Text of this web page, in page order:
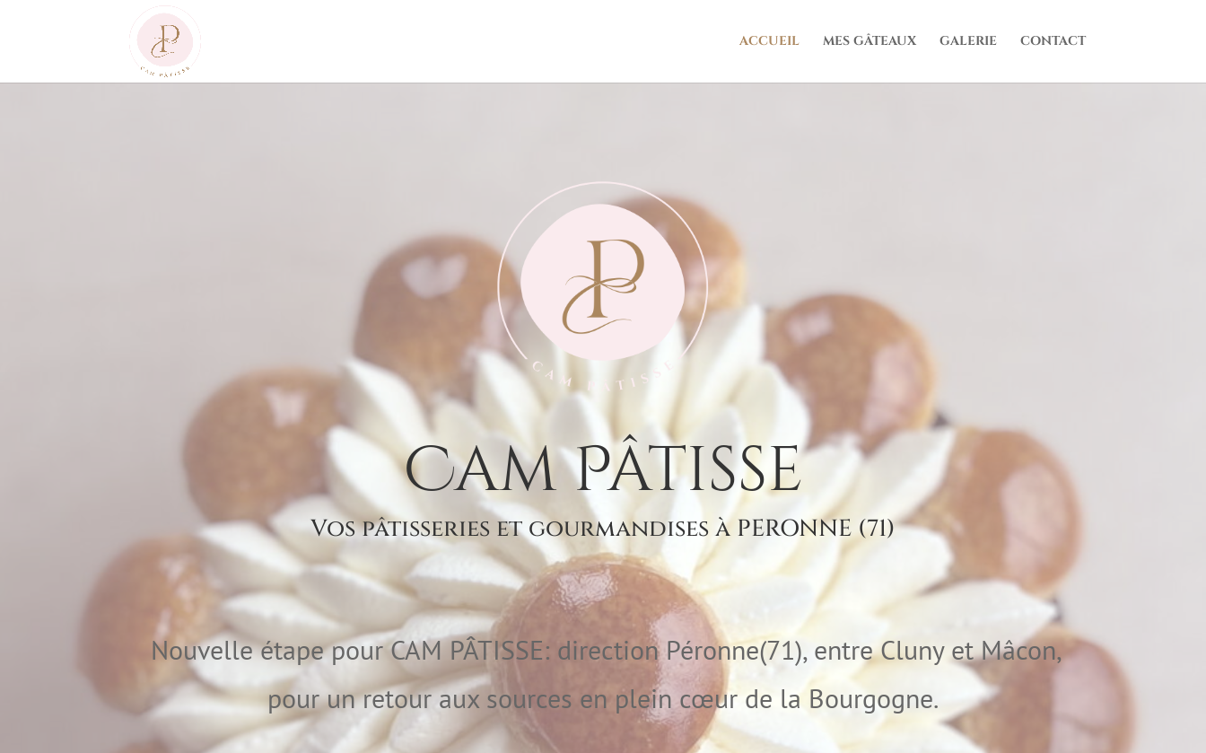
ACCUEIL MES GÂTEAUX GALERIE CONTACT
Cam Pâtisse
Vos pâtisseries et gourmandises à PERONNE (71)
Nouvelle étape pour CAM PÂTISSE: direction Péronne(71), entre Cluny et Mâcon,
pour un retour aux sources en plein cœur de la Bourgogne.